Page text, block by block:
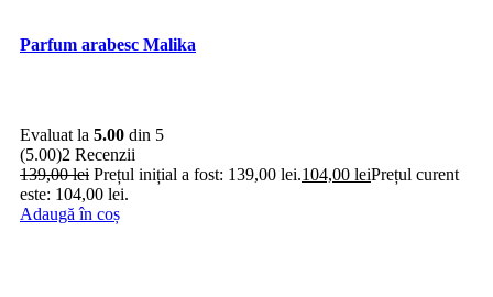
Parfum arabesc Malika
Evaluat la 5.00 din 5
(5.00)2 Recenzii
139,00lei Prețul inițial a fost: 139,00 lei.104,00 leiPrețul curent
este: 104,00 lei.
Adaugă în coș